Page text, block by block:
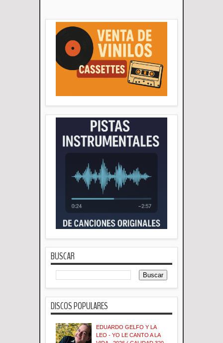
BUSCAR
DISCOS POPULARES
EDUARDO GELFO Y LA
LEO - YO LE CANTO A LA